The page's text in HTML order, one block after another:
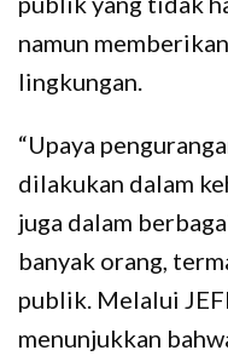
namun
lingkungan.
“Upaya
dilakukan dalam
juga dalam
banyak orang,
publik. Melalui
menunjukkan